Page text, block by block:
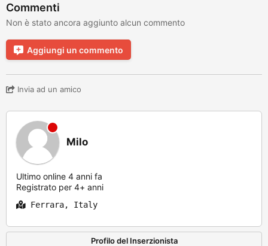
Commenti
Non è stato ancora aggiunto alcun commento
Aggiungi un commento
Invia ad un amico
Milo
Ultimo online 4 anni fa
Registrato per 4+ anni
Ferrara, Italy
Profilo del Inserzionista